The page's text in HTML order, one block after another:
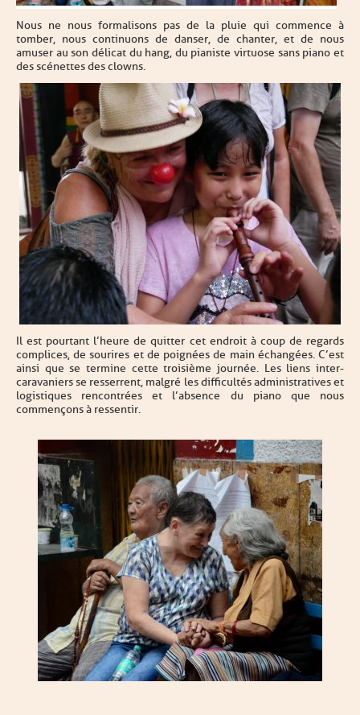
Nous ne nous formalisons pas de la pluie qui commence à
tomber, nous continuons de danser, de chanter, et de nous
amuser au son délicat du hang, du pianiste virtuose sans piano et
des scénettes des clowns.
Il est pourtant l’heure de quitter cet endroit à coup de regards
complices, de sourires et de poignées de main échangées. C’est
ainsi que se termine cette troisième journée. Les liens inter-
caravaniers se resserrent, malgré les difficultés administratives et
logistiques rencontrées et l’absence du piano que nous
commençons à ressentir.